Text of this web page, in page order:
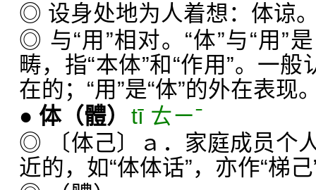
◎ 设身处地为人着想：体谅
◎ 与“用”相对。“体”与“用”
畴，指“本体”和“作用”。一
在的；“用”是“体”的外在表现
● 体（體） tī ㄊㄧˉ
◎ 〔体己〕ａ．家庭成员个
近的，如“体体话”，亦作“梯己